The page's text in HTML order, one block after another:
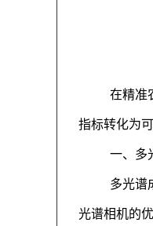
在精准
指标转化为
一、多
多光谱
光谱相机的